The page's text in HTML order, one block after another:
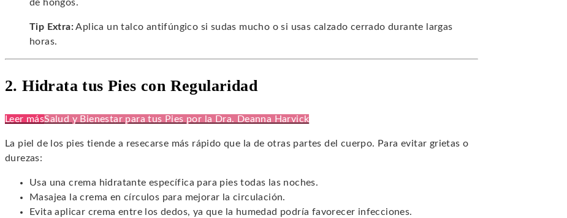
de hongos.
Tip Extra:Aplica un talco antifúngico si sudas mucho o si usas calzado cerrado durante largas
horas.
2. Hidrata tus Pies con Regularidad
Leer másSalud y Bienestar para tus Pies por la Dra. Deanna Harvick
La piel de los pies tiende a resecarse más rápido que la de otras partes del cuerpo. Para evitar grietas o
durezas:
Usa una crema hidratante específica para pies todas las noches.
Masajea la crema en círculos para mejorar la circulación.
Evita aplicar crema entre los dedos, ya que la humedad podría favorecer infecciones.